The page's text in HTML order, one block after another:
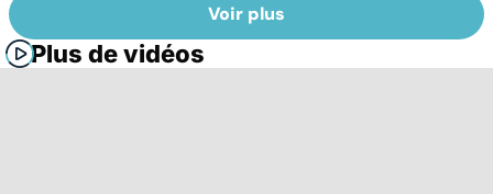
Voir plus
Plus de vidéos